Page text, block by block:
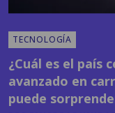
avanzado en
puede sorprender
EMISORAS UNIDAS